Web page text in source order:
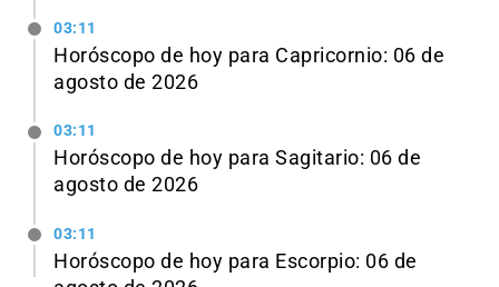
03:11
Horóscopo de hoy para Capricornio: 06 de
agosto de 2026
03:11
Horóscopo de hoy para Sagitario: 06 de
agosto de 2026
03:11
Horóscopo de hoy para Escorpio: 06 de